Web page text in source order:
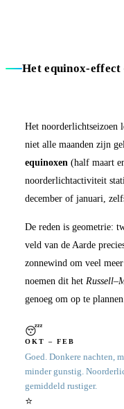
Het equinox-effect
Het noorderlichtseizoen
niet alle maanden zijn
equinoxen (half maart
noorderlichtactiviteit
december of januari,
De reden is geometrie:
veld van de Aarde
zonnewind om veel
noemen dit het
genoeg om op te plannen.
😴
OKT – FEB
Goed. Donkere nachten,
minder gunstig.
gemiddeld rustiger.
⭐